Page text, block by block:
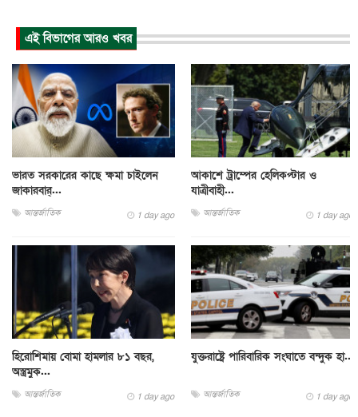
এই বিভাগের আরও খবর
ভারত সরকারের কাছে ক্ষমা চাইলেন
জাকারবার্...
আন্তর্জাতিক 1 day ago
আকাশে ট্রাম্পের হেলিকপ্টার ও
যাত্রীবাহী...
আন্তর্জাতিক 1 day ago
হিরোশিমায় বোমা হামলার ৮১ বছর,
অস্ত্রমুক...
আন্তর্জাতিক 1 day ago
যুক্তরাষ্ট্রে পারিবারিক সংঘাতে বন্দুক হা...
আন্তর্জাতিক 1 day ago